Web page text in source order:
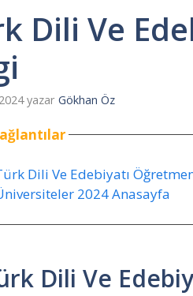
Dili Ve
yazar Gökhan Öz
Dili Ve Edebiyatı
2024 Anasayfa
Dili Ve